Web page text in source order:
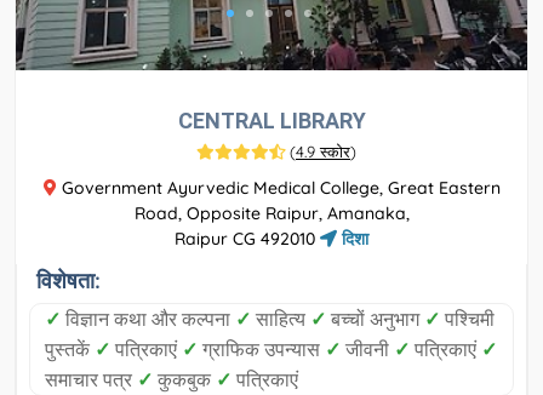
CENTRAL LIBRARY
(4.9 स्कोर)
Government Ayurvedic Medical College, Great Eastern
Road, Opposite Raipur, Amanaka,
Raipur CG 492010
दिशा
विशेषता:
✓ विज्ञान कथा और कल्पना ✓ साहित्य ✓ बच्चों अनुभाग ✓ पश्चिमी
पुस्तकें ✓ पत्रिकाएं ✓ ग्राफिक उपन्यास ✓ जीवनी ✓ पत्रिकाएं ✓
समाचार पत्र ✓ कुकबुक ✓ पत्रिकाएं